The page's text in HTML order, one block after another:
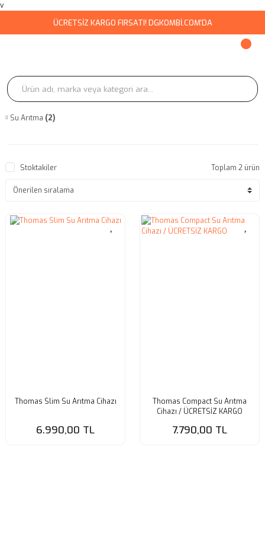
v
ÜCRETSİZ KARGO FIRSATI! DGKOMBİ.COM'DA
Su Arıtma (2)
Stoktakiler Toplam 2 ürün
Thomas Slim Su Arıtma Cihazı
6.990,00 TL
Thomas Compact Su Arıtma
Cihazı / ÜCRETSİZ KARGO
7.790,00 TL